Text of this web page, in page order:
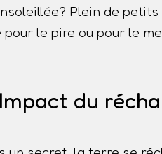
Plein de
le pire ou pour le
Impact du